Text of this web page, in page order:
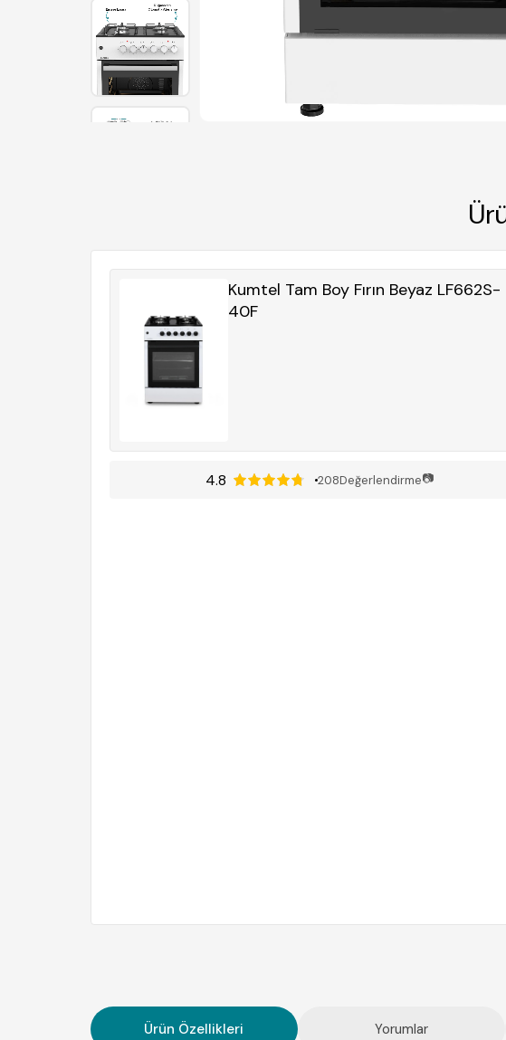
Kumtel Tam Boy Fırın Beyaz LF662S-
40F
4.8 208Değerlendirme📷
Ürün Özellikleri Yorumlar